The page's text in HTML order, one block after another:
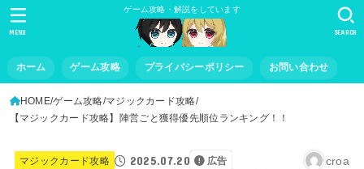
ゲーム攻略・解説をしています
ホーム ゲーム攻略 プライバシーポリシー お問い合わせ
SEARCH
MENU
HOME ゲーム攻略 マジックカード攻略
【マジックカード攻略】陣営ごと獲得優先順位ランキング！！
マジックカード攻略 2025.07.20 広告 croa